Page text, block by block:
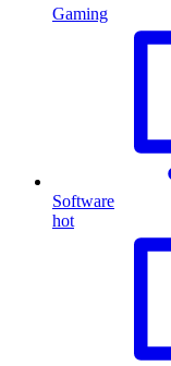
Gaming
Software
hot